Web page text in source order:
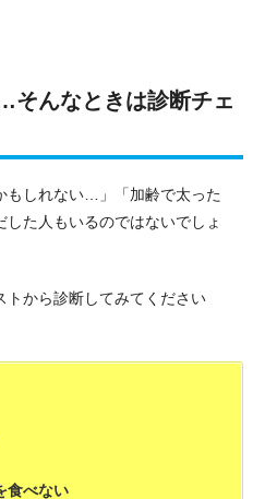
そんなときは診断チェ
もしれない…」「加齢で太った
た人もいるのではないでしょ
トから診断してみてください
食べない